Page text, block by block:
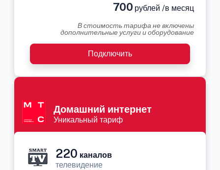
700 рублей /в месяц
В стоимость тарифа не включены
дополнительные услуги и оборудование
Подключить
Домашний интернет
Уникальный тариф
220 каналов
телевидение